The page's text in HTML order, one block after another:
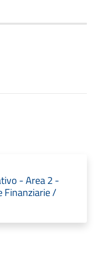
- Area 2 -
Finanziarie /